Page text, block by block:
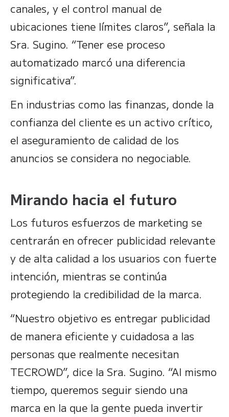
canales, y el control manual de
ubicaciones tiene límites claros”, señala la
Sra. Sugino. “Tener ese proceso
automatizado marcó una diferencia
significativa”.
En industrias como las finanzas, donde la
confianza del cliente es un activo crítico,
el aseguramiento de calidad de los
anuncios se considera no negociable.
Mirando hacia el futuro
Los futuros esfuerzos de marketing se
centrarán en ofrecer publicidad relevante
y de alta calidad a los usuarios con fuerte
intención, mientras se continúa
protegiendo la credibilidad de la marca.
“Nuestro objetivo es entregar publicidad
de manera eficiente y cuidadosa a las
personas que realmente necesitan
TECROWD”, dice la Sra. Sugino. “Al mismo
tiempo, queremos seguir siendo una
marca en la que la gente pueda invertir